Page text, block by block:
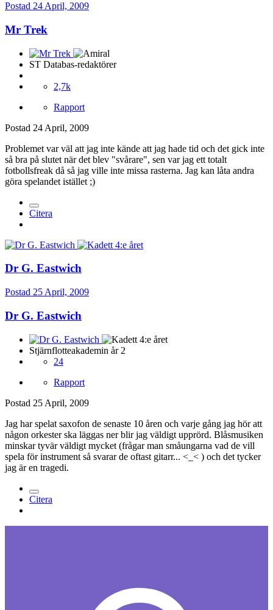
Postad 24 April, 2009
Mr Trek
ST Databas-redaktörer
2,7k
Rapport
Postad 24 April, 2009
Problemet var väl att jag inte kände att jag hade tid och det gick inte
så bra på slutet när det blev "svårare", sen var jag ett totalt
fotbollsfreak då så jag ville inte missa rasterna. Jag kan låta andra
göra spelandet istället ;)
Citera
Dr G. Eastwich
Postad 25 April, 2009
Dr G. Eastwich
Stjärnflotteakademin år 2
24
Rapport
Postad 25 April, 2009
Jag har spelat saxofon de senaste 10 åren och varje gång jag hör att
någon orkester ska läggas ner blir jag väldigt upprörd. Blåsmusiken
minskar tyvär väldigt mycket (frågar man småungarna vad de vill
spela för instrument så svarar de oftast gitarr... <_< ) och det tycker
jag är en tragedi.
Citera